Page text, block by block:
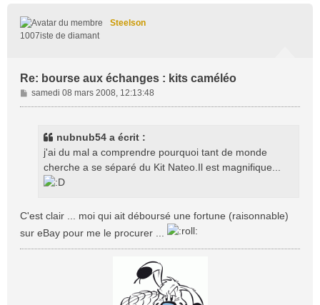
Steelson
1007iste de diamant
Re: bourse aux échanges : kits caméléo
M
e
samedi 08 mars 2008, 12:13:48
nubnub54 a écrit :
j'ai du mal a comprendre pourquoi tant de monde
cherche a se séparé du Kit Nateo.Il est magnifique...
C'est clair ... moi qui ait déboursé une fortune (raisonnable)
sur eBay pour me le procurer ...